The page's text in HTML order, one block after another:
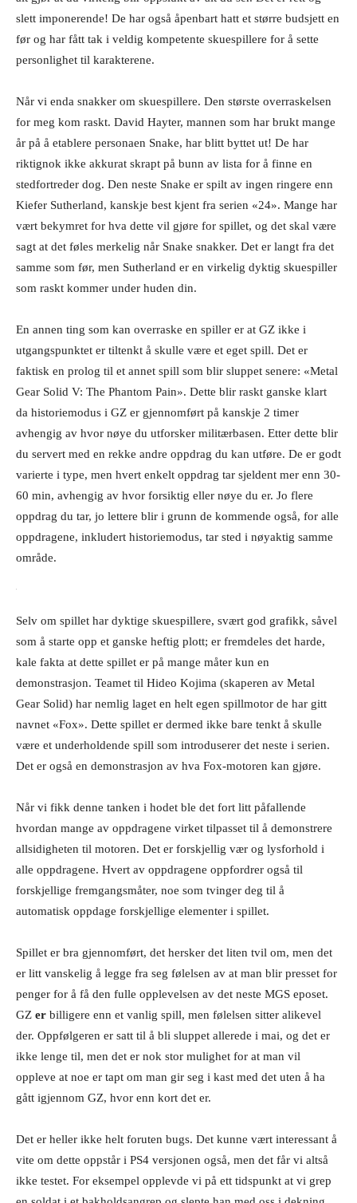
slett imponerende! De har også åpenbart hatt et større budsjett en
før og har fått tak i veldig kompetente skuespillere for å sette
personlighet til karakterene.
Når vi enda snakker om skuespillere. Den største overraskelsen
for meg kom raskt. David Hayter, mannen som har brukt mange
år på å etablere personaen Snake, har blitt byttet ut! De har
riktignok ikke akkurat skrapt på bunn av lista for å finne en
stedfortreder dog. Den neste Snake er spilt av ingen ringere enn
Kiefer Sutherland, kanskje best kjent fra serien «24». Mange har
vært bekymret for hva dette vil gjøre for spillet, og det skal være
sagt at det føles merkelig når Snake snakker. Det er langt fra det
samme som før, men Sutherland er en virkelig dyktig skuespiller
som raskt kommer under huden din.
En annen ting som kan overraske en spiller er at GZ ikke i
utgangspunktet er tiltenkt å skulle være et eget spill. Det er
faktisk en prolog til et annet spill som blir sluppet senere: «Metal
Gear Solid V: The Phantom Pain». Dette blir raskt ganske klart
da historiemodus i GZ er gjennomført på kanskje 2 timer
avhengig av hvor nøye du utforsker militærbasen. Etter dette blir
du servert med en rekke andre oppdrag du kan utføre. De er godt
varierte i type, men hvert enkelt oppdrag tar sjeldent mer enn 30-
60 min, avhengig av hvor forsiktig eller nøye du er. Jo flere
oppdrag du tar, jo lettere blir i grunn de kommende også, for alle
oppdragene, inkludert historiemodus, tar sted i nøyaktig samme
område.
Selv om spillet har dyktige skuespillere, svært god grafikk, såvel
som å starte opp et ganske heftig plott; er fremdeles det harde,
kale fakta at dette spillet er på mange måter kun en
demonstrasjon. Teamet til Hideo Kojima (skaperen av Metal
Gear Solid) har nemlig laget en helt egen spillmotor de har gitt
navnet «Fox». Dette spillet er dermed ikke bare tenkt å skulle
være et underholdende spill som introduserer det neste i serien.
Det er også en demonstrasjon av hva Fox-motoren kan gjøre.
Når vi fikk denne tanken i hodet ble det fort litt påfallende
hvordan mange av oppdragene virket tilpasset til å demonstrere
allsidigheten til motoren. Det er forskjellig vær og lysforhold i
alle oppdragene. Hvert av oppdragene oppfordrer også til
forskjellige fremgangsmåter, noe som tvinger deg til å
automatisk oppdage forskjellige elementer i spillet.
Spillet er bra gjennomført, det hersker det liten tvil om, men det
er litt vanskelig å legge fra seg følelsen av at man blir presset for
penger for å få den fulle opplevelsen av det neste MGS eposet.
GZ er billigere enn et vanlig spill, men følelsen sitter alikevel
der. Oppfølgeren er satt til å bli sluppet allerede i mai, og det er
ikke lenge til, men det er nok stor mulighet for at man vil
oppleve at noe er tapt om man gir seg i kast med det uten å ha
gått igjennom GZ, hvor enn kort det er.
Det er heller ikke helt foruten bugs. Det kunne vært interessant å
vite om dette oppstår i PS4 versjonen også, men det får vi altså
ikke testet. For eksempel opplevde vi på ett tidspunkt at vi grep